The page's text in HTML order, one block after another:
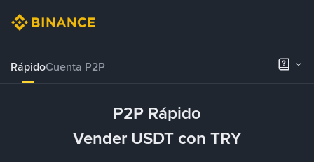
RápidoCuenta P2P
P2P Rápido
Vender USDT con TRY